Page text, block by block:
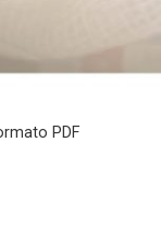
PDF